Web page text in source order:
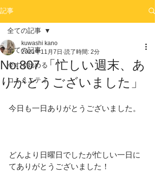
記事
全ての記事
今すぐ始める
コミュニティ
全ての記事
No.807 「忙しい週末、あ
りがとうございました」
kuwashi kano
2021年11月7日 読了時間: 2分
今日も一日ありがとうございました。
どんより日曜日でしたが忙しい一日に
てありがとうございました！